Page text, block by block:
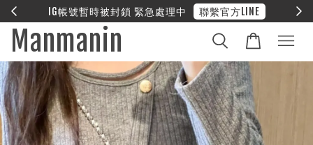
❤︎ 全館滿兩萬享免運
Manmanin